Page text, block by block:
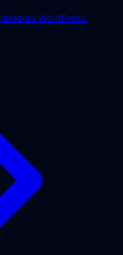
WordPress.